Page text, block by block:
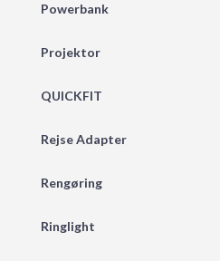
Powerbank
Projektor
QUICKFIT
Rejse Adapter
Rengøring
Ringlight